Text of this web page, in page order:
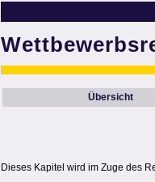
Übersicht
Dieses Kapitel wird im Zuge des